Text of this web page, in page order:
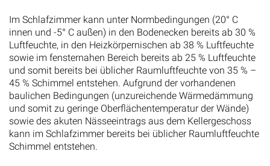
Im Schlafzimmer kann unter Normbedingungen (20° C
innen und -5° C außen) in den Bodenecken bereits ab 30 %
Luftfeuchte, in den Heizkörpernischen ab 38 % Luftfeuchte
sowie im fensternahen Bereich bereits ab 25 % Luftfeuchte
und somit bereits bei üblicher Raumluftfeuchte von 35 % –
45 % Schimmel entstehen. Aufgrund der vorhandenen
baulichen Bedingungen (unzureichende Wärmedämmung
und somit zu geringe Oberflächentemperatur der Wände)
sowie des akuten Nässeeintrags aus dem Kellergeschoss
kann im Schlafzimmer bereits bei üblicher Raumluftfeuchte
Schimmel entstehen.